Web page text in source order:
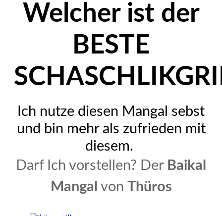
Welcher ist der
BESTE
Ich nutze diesen Mangal sebst
und bin mehr als zufrieden mit
diesem.
Darf Ich vorstellen? Der Baikal
Mangal von Thüros